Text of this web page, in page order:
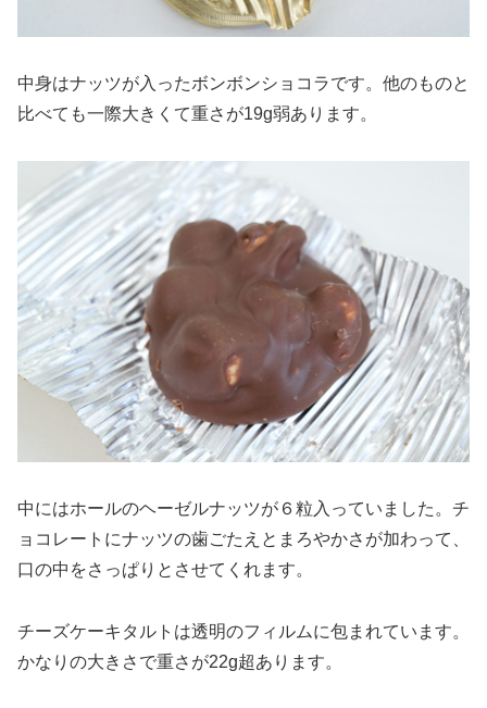
中身はナッツが入ったボンボンショコラです。他のものと
比べても一際大きくて重さが19g弱あります。
中にはホールのヘーゼルナッツが６粒入っていました。チ
ョコレートにナッツの歯ごたえとまろやかさが加わって、
口の中をさっぱりとさせてくれます。
チーズケーキタルトは透明のフィルムに包まれています。
かなりの大きさで重さが22g超あります。